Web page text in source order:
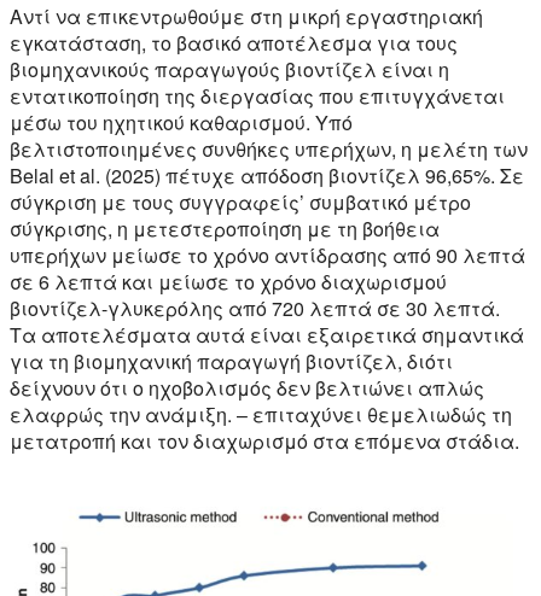
Αντί να επικεντρωθούμε στη μικρή εργαστηριακή
εγκατάσταση, το βασικό αποτέλεσμα για τους
βιομηχανικούς παραγωγούς βιοντίζελ είναι η
εντατικοποίηση της διεργασίας που επιτυγχάνεται
μέσω του ηχητικού καθαρισμού. Υπό
βελτιστοποιημένες συνθήκες υπερήχων, η μελέτη των
Belal et al. (2025) πέτυχε απόδοση βιοντίζελ 96,65%. Σε
σύγκριση με τους συγγραφείς’ συμβατικό μέτρο
σύγκρισης, η μετεστεροποίηση με τη βοήθεια
υπερήχων μείωσε το χρόνο αντίδρασης από 90 λεπτά
σε 6 λεπτά και μείωσε το χρόνο διαχωρισμού
βιοντίζελ-γλυκερόλης από 720 λεπτά σε 30 λεπτά.
Τα αποτελέσματα αυτά είναι εξαιρετικά σημαντικά
για τη βιομηχανική παραγωγή βιοντίζελ, διότι
δείχνουν ότι ο ηχοβολισμός δεν βελτιώνει απλώς
ελαφρώς την ανάμιξη. – επιταχύνει θεμελιωδώς τη
μετατροπή και τον διαχωρισμό στα επόμενα στάδια.